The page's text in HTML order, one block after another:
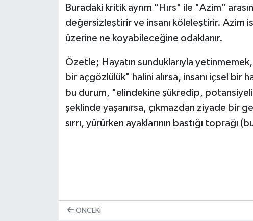
Buradaki kritik ayrım "Hırs" ile "Azim"
değersizleştirir ve insanı köleleştirir. Azim
üzerine ne koyabileceğine odaklanır.
Özetle; Hayatın sunduklarıyla
bir açgözlülük" halini alırsa, insanı içsel bir
bu durum, "elindekine şükredip,
şeklinde yaşanırsa, çıkmazdan ziyade bir
sırrı, yürürken ayaklarının bastığı toprağı
ÖNCEKI